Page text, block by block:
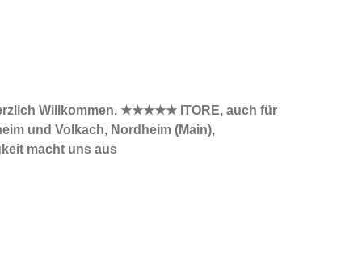
Willkommen. ★★★★★ ITORE, auch für
und Volkach, Nordheim (Main),
macht uns aus